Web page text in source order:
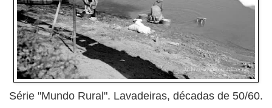
Série "Mundo Rural". Lavadeiras, décadas de 50/60.